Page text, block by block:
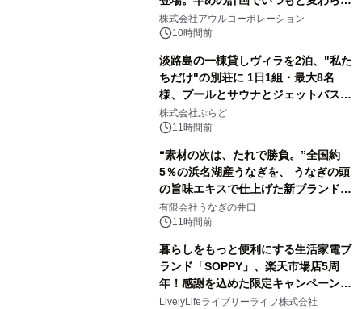
大人の冬旅を。ー夕日ヶ浦温泉「佳松
苑 別邸ふうか」ー
株式会社アウルコーポレーション
10時間前
淡路島の一棟貸しヴィラを2泊、"私た
ちだけ"の別荘に 1日1組・最大8名
様、プールとサウナとジェットバス付
きで Villa Mon Temps AWAJIの連泊
素泊りプラン
株式会社ぷらど
11時間前
“素材の次は、たれで勝負。”全国約
5％の浜名湖産うなぎを、 うなぎの頭
の旨味エキスで仕上げた新ブランド
「井口の誉」誕生
有限会社うなぎの井口
11時間前
暮らしをもっと便利にする生活家電ブ
ランド「SOPPY」、楽天市場店5周
年！感謝を込めた限定キャンペーンを
8月10日より開催
LivelyLifeライブリーライフ株式会社